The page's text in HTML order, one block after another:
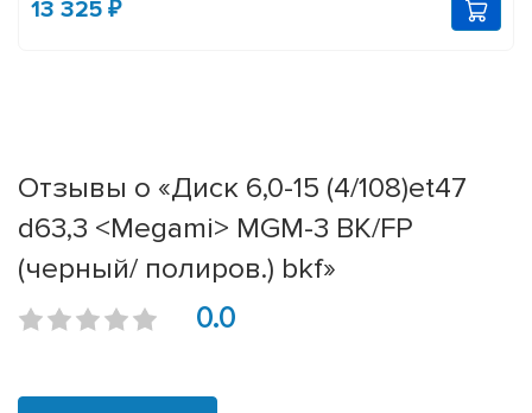
13 325 ₽
Отзывы о «Диск 6,0-15 (4/108)et47
d63,3 <Megami> MGM-3 BK/FP
(черный/ полиров.) bkf»
0.0